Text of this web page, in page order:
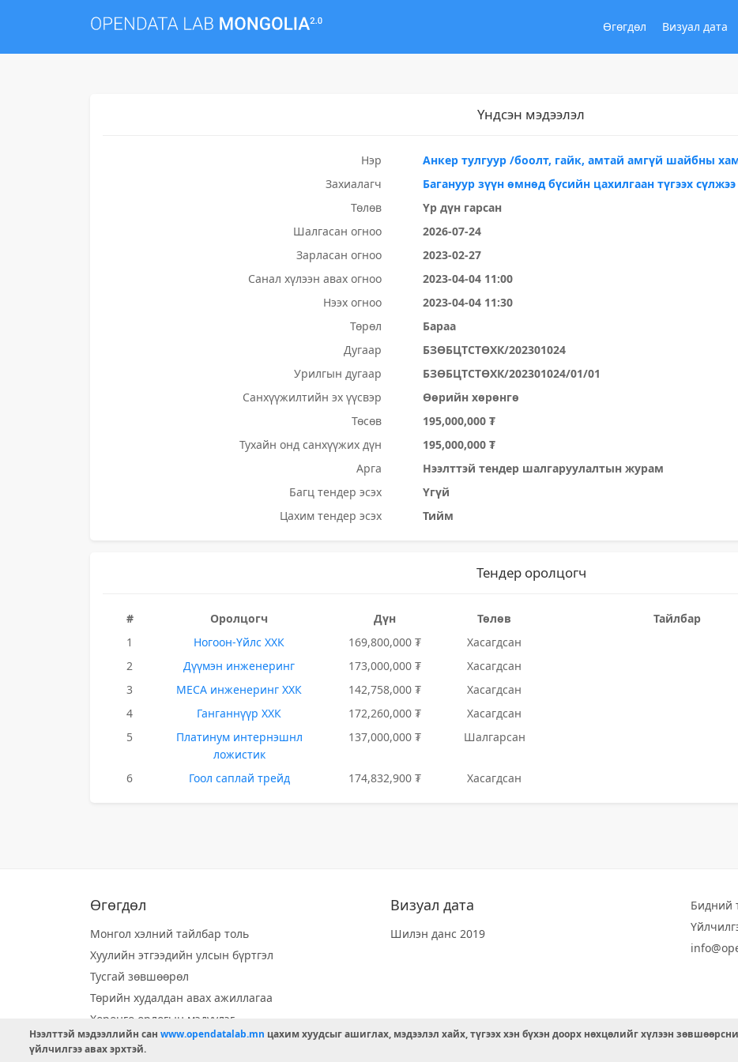
Өгөгдөл Визуал дата
Үндсэн мэдээлэл
Нэр
Анкер тулгуур /боолт, гайк, амтай амгүй шайбны
Захиалагч
Багануур зүүн өмнөд бүсийн цахилгаан түгээх сүлжээ
Төлөв
Үр дүн гарсан
Шалгасан огноо
2026-07-24
Зарласан огноо
2023-02-27
Санал хүлээн авах огноо
2023-04-04 11:00
Нээх огноо
2023-04-04 11:30
Төрөл
Бараа
Дугаар
БЗӨБЦТСТӨХК/202301024
Урилгын дугаар
БЗӨБЦТСТӨХК/202301024/01/01
Санхүүжилтийн эх үүсвэр
Өөрийн хөрөнгө
Төсөв
195,000,000 ₮
Тухайн онд санхүүжих дүн
195,000,000 ₮
Арга
Нээлттэй тендер шалгаруулалтын журам
Багц тендер эсэх
Үгүй
Цахим тендер эсэх
Тийм
Тендер оролцогч
# Оролцогч Дүн Төлөв
Тайлбар
1
Ногоон-Үйлс ХХК 169,800,000 ₮
Хасагдсан
2
Дүүмэн инженеринг 173,000,000 ₮
Хасагдсан
3
МЕСА инженеринг ХХК 142,758,000 ₮
Хасагдсан
4
Ганганнүүр ХХК 172,260,000 ₮
Хасагдсан
5
Платинум интернэшнл
ложистик
137,000,000 ₮ Шалгарсан
6 Гоол саплай трейд 174,832,900 ₮ Хасагдсан
Өгөгдөл
Монгол хэлний тайлбар толь
Хуулийн этгээдийн улсын бүртгэл
Тусгай зөвшөөрөл
Төрийн худалдан авах ажиллагаа
Хөрөнгө орлогын мэдүүлэг
Орон нутгийн хөгжлийн сан
Визуал дата
Шилэн данс 2019
Бидний
Нээлттэй мэдээллийн сан www.opendatalab.mn цахим хуудсыг ашиглах, мэдээлэл хайх, түгээх хэн бүхэн доорх нөхцөлийг хүлээн
үйлчилгээ авах эрхтэй.